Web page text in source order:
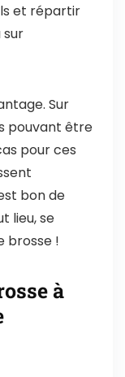
et répartir
sur
Sur
pouvant être
pour ces
bon de
lieu, se
brosse !
à